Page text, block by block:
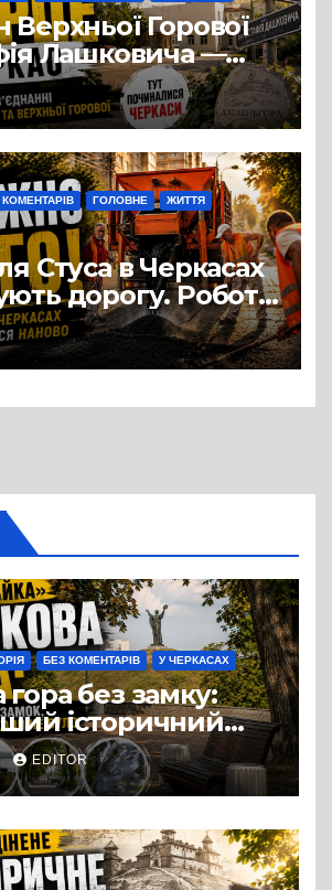
Горової
Лашковича —
серце Черкас.
історія
понад шість
над Дніпром
ГОЛОВНЕ ЖИТТЯ
Стуса в Черкасах
дорогу. Роботи
на ділянці від
Івана Сірка до
БЕЗ КОМЕНТАРІВ У ЧЕРКАСАХ
гора без замку:
історичний
EDITOR